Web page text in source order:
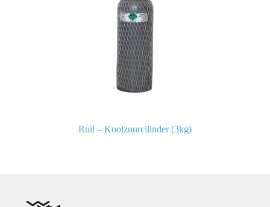
Ruil – Koolzuurcilinder (3kg)